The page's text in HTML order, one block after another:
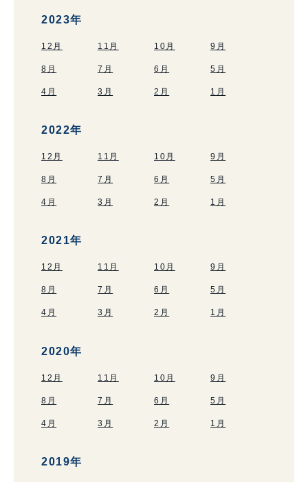
2023年
12月 11月 10月 9月
8月 7月 6月 5月
4月 3月 2月 1月
2022年
12月 11月 10月 9月
8月 7月 6月 5月
4月 3月 2月 1月
2021年
12月 11月 10月 9月
8月 7月 6月 5月
4月 3月 2月 1月
2020年
12月 11月 10月 9月
8月 7月 6月 5月
4月 3月 2月 1月
2019年